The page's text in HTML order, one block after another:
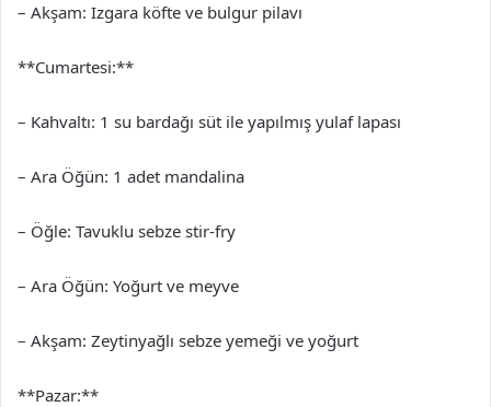
– Akşam: Izgara köfte ve bulgur pilavı
**Cumartesi:**
– Kahvaltı: 1 su bardağı süt ile yapılmış yulaf lapası
– Ara Öğün: 1 adet mandalina
– Öğle: Tavuklu sebze stir-fry
– Ara Öğün: Yoğurt ve meyve
– Akşam: Zeytinyağlı sebze yemeği ve yoğurt
**Pazar:**